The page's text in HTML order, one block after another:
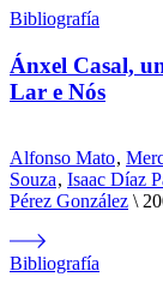
Bibliografía
Ánxel Casal,
Lar e Nós
Alfonso Mato,
Souza, Isaac Díaz
Pérez González
Bibliografía